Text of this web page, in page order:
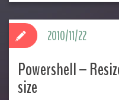
Powershell –
size
2010/11/22